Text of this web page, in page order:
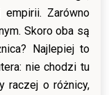
Zarówno
Skoro oba są
Najlepiej to
nie chodzi tu
raczej o różnicy,